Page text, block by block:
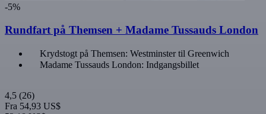
-5%
Rundfart på Themsen + Madame Tussauds London
Krydstogt på Themsen: Westminster til Greenwich
Madame Tussauds London: Indgangsbillet
4,5 (26)
Fra 54,93 US$